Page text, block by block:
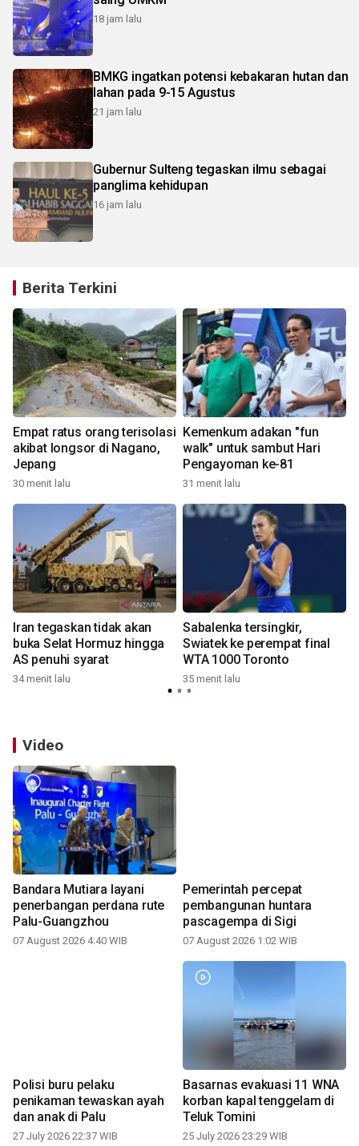
18 jam lalu
BMKG ingatkan potensi kebakaran hutan dan
lahan pada 9-15 Agustus
21 jam lalu
Gubernur Sulteng tegaskan ilmu sebagai
panglima kehidupan
16 jam lalu
Berita Terkini
Empat ratus orang terisolasi
akibat longsor di Nagano,
Jepang
30 menit lalu
Kemenkum adakan "fun
walk" untuk sambut Hari
Pengayoman ke-81
31 menit lalu
Iran tegaskan tidak akan
buka Selat Hormuz hingga
AS penuhi syarat
34 menit lalu
Sabalenka tersingkir,
Swiatek ke perempat final
WTA 1000 Toronto
35 menit lalu
Video
Bandara Mutiara layani
penerbangan perdana rute
Palu-Guangzhou
07 August 2026 4:40 WIB
Pemerintah percepat
pembangunan huntara
pascagempa di Sigi
07 August 2026 1:02 WIB
Polisi buru pelaku
penikaman tewaskan ayah
dan anak di Palu
27 July 2026 22:37 WIB
Basarnas evakuasi 11 WNA
korban kapal tenggelam di
Teluk Tomini
25 July 2026 23:29 WIB